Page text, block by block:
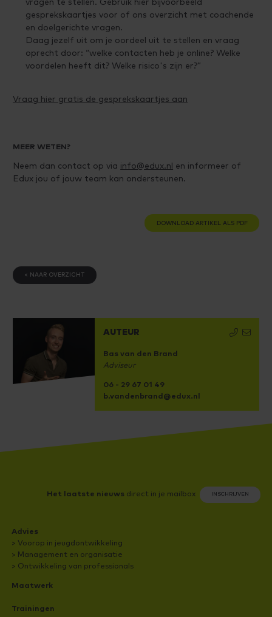
vragen te stellen. Gebruik hier bijvoorbeeld
gesprekskaartjes voor of ons overzicht met coachende
en doelgerichte vragen.
Daag jezelf uit om je oordeel uit te stellen en vraag
oprecht door: “welke contacten heb je online? Welke
voordelen heeft dit? Welke risico's zijn er?”
Vraag hier gratis de gesprekskaartjes aan
MEER WETEN?
Neem dan contact op via info@edux.nl
en informeer of
Edux jou of jouw team kan ondersteunen.
DOWNLOAD ARTIKEL ALS PDF
< NAAR OVERZICHT
AUTEUR
Bas van den Brand
Adviseur
06 - 29 67 01 49
b.vandenbrand@edux.nl
Het laatste nieuws direct in je mailbox INSCHRIJVEN
Advies
> Voorop in jeugdontwikkeling
> Management en organisatie
> Ontwikkeling van professionals
Maatwerk
Trainingen